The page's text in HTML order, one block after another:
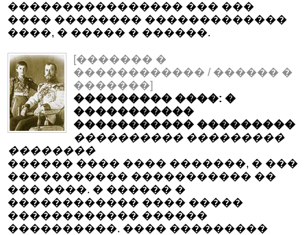
���������������� ��� ���
���� �������� �������������
����, � ����� � ������.
[������� �
������������ / ������ �
�������]
��������� ����: �
�����������
����������� ���������
���������� ���������
��������
������ ���� ���� �������, � ���
����������� ����������� ��
��� ����. � ������ �
������������ ���� �����
������������ ������
����������. ���� ���������